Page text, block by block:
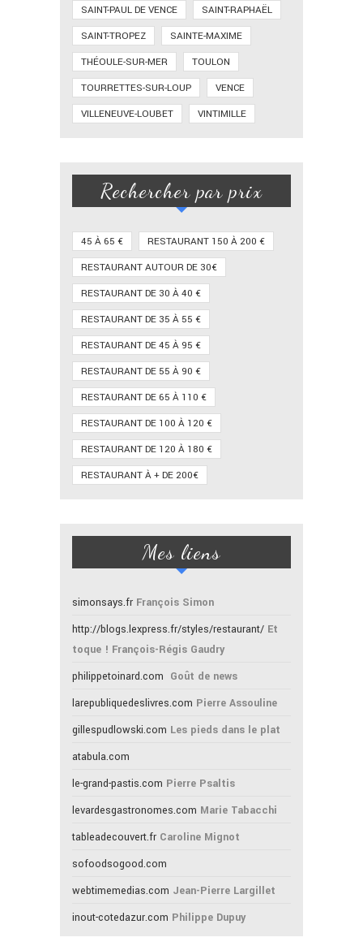
SAINT-PAUL DE VENCE
SAINT-RAPHAËL
SAINT-TROPEZ
SAINTE-MAXIME
THÉOULE-SUR-MER
TOULON
TOURRETTES-SUR-LOUP
VENCE
VILLENEUVE-LOUBET
VINTIMILLE
Rechercher par prix
45 À 65 €
RESTAURANT 150 À 200 €
RESTAURANT AUTOUR DE 30€
RESTAURANT DE 30 À 40 €
RESTAURANT DE 35 À 55 €
RESTAURANT DE 45 À 95 €
RESTAURANT DE 55 À 90 €
RESTAURANT DE 65 À 110 €
RESTAURANT DE 100 À 120 €
RESTAURANT DE 120 À 180 €
RESTAURANT À + DE 200€
Mes liens
simonsays.fr François Simon
http://blogs.lexpress.fr/styles/restaurant/ Et
toque ! François-Régis Gaudry
philippetoinard.com Goût de news
larepubliquedeslivres.com Pierre Assouline
gillespudlowski.com Les pieds dans le plat
atabula.com
le-grand-pastis.com Pierre Psaltis
levardesgastronomes.com Marie Tabacchi
tableadecouvert.fr Caroline Mignot
sofoodsogood.com
webtimemedias.com Jean-Pierre Largillet
inout-cotedazur.com Philippe Dupuy